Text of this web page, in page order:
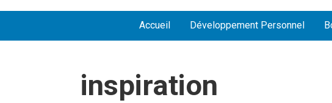
Accueil Développement Personnel
inspiration